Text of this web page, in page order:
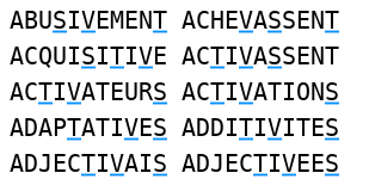
SIVEMENT ACHEVASSENT
ACQUISITIVE ACTIVASSENT
TIVATEURS ACTIVATIONS
ADAPTATIVES ADDITIVITES
ADJECTIVAIS ADJECTIVEES